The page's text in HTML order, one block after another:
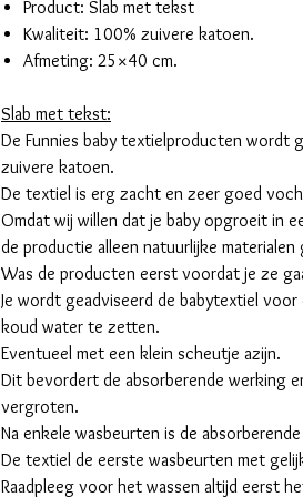
Product: Slab met tekst
Kwaliteit: 100% zuivere katoen.
Afmeting: 25×40 cm.
Slab met tekst:
De Funnies baby textielproducten wordt
zuivere katoen.
De textiel is erg zacht en zeer goed
Omdat wij willen dat je baby opgroeit in
de productie alleen natuurlijke
Was de producten eerst voordat je ze
Je wordt geadviseerd de babytextiel
koud water te zetten.
Eventueel met een klein scheutje azijn.
Dit bevordert de absorberende werking
vergroten.
Na enkele wasbeurten is de
De textiel de eerste wasbeurten met
Raadpleeg voor het wassen altijd eerst